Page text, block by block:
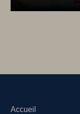
Accueil